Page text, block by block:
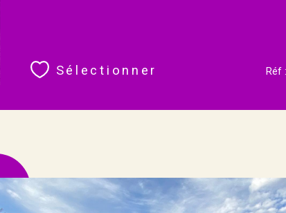
Sélectionner Réf